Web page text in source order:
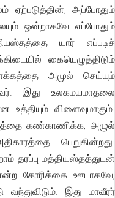
ஏற்படுத்தின், அப்போதும்
ஒன்றாகவே எப்போதும்
யார் எப்படிச்
கையெழுத்திடும்
அமுல் செய்யும்
இது உலகமயமாதலை
உத்தியும் விளைவுமாகும்.
கண்காணிக்க, அழுல்
பெறுகின்றது.
தரப்பு மத்தியஸ்தத்துடன்
என்ற கோரிக்கை ஊடாகவே,
இது மாவீரர்